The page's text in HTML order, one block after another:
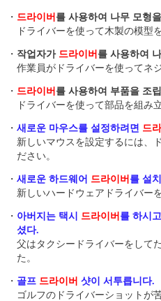
・ 드라이버 를 사용하여 나무 모형
ドライバーを使って木製の模型
・ 작업자가 드라이버 를 사용하여
作業員がドライバーを使ってネ
・ 드라이버 를 사용하여 부품을 조
ドライバーを使って部品を組み
・ 새로운 마우스를 설정하려면 드
新しいマウスを設定するには、
ださい。
・ 새로운 하드웨어 드라이버 를 설
新しいハードウェアドライバー
・ 아버지는 택시 드라이버 를 하시
셨다.
父はタクシードライバーをして
た。
・ 골프 드라이버 샷이 서투릅니다.
ゴルフのドライバーショットが